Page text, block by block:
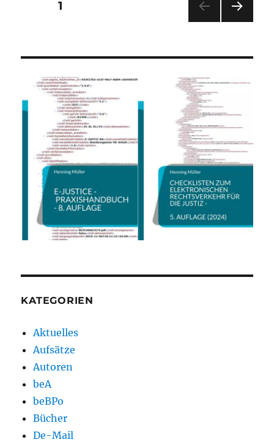
Beitrags-
SEITE1
E
KATEGORIEN
Aktuelles
Aufsätze
Autoren
beA
beBPo
Bücher
De-Mail